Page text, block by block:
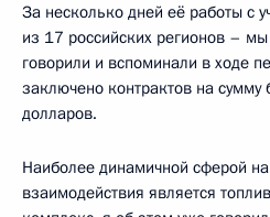
За несколько дней её работы с
из 17 российских регионов –
говорили и вспоминали в ходе
заключено контрактов на
долларов.
Наиболее динамичной сферой
взаимодействия является